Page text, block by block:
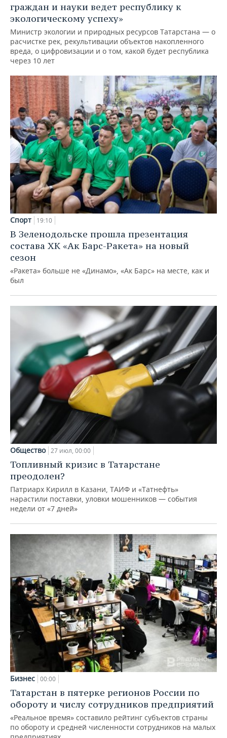
граждан и науки ведет республику к
экологическому успеху»
Министр экологии и природных ресурсов Татарстана — о
расчистке рек, рекультивации объектов накопленного
вреда, о цифровизации и о том, какой будет республика
через 10 лет
Спорт 19:10
В Зеленодольске прошла презентация
состава ХК «Ак Барс-Ракета» на новый
сезон
«Ракета» больше не «Динамо», «Ак Барс» на месте, как и
был
Общество 27 июл, 00:00
Топливный кризис в Татарстане
преодолен?
Патриарх Кирилл в Казани, ТАИФ и «Татнефть»
нарастили поставки, уловки мошенников — события
недели от «7 дней»
Бизнес 00:00
Татарстан в пятерке регионов России по
обороту и числу сотрудников предприятий
«Реальное время» составило рейтинг субъектов страны
по обороту и средней численности сотрудников на малых